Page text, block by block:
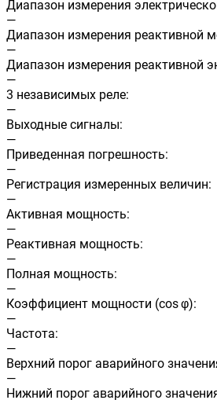
Диапазон измерения
—
Диапазон измерения реактивной
—
Диапазон измерения реактивной
—
3 независимых реле:
—
Выходные сигналы:
—
Приведенная погрешность:
—
Регистрация измеренных величин:
—
Активная мощность:
—
Реактивная мощность:
—
Полная мощность:
—
Коэффициент мощности (cos φ):
—
Частота:
—
Верхний порог аварийного
—
Нижний порог аварийного